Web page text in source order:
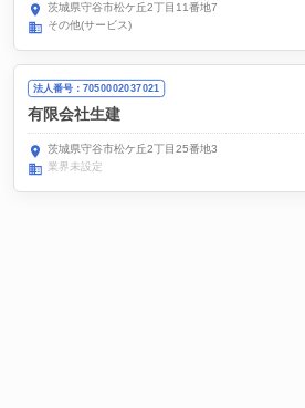
茨城県守谷市松ケ丘2丁目11番地7
その他(サービス)
法人番号：7050002037021
有限会社生建
茨城県守谷市松ケ丘2丁目25番地3
業界未設定